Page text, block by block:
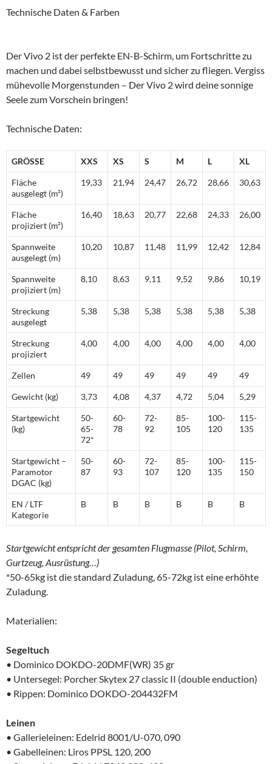
Technische Daten & Farben
Der Vivo 2 ist der perfekte EN-B-Schirm, um Fortschritte zu
machen und dabei selbstbewusst und sicher zu fliegen. Vergiss
mühevolle Morgenstunden – Der Vivo 2 wird deine sonnige
Seele zum Vorschein bringen!
Technische Daten:
GRÖSSE XXS XS S M L XL
Fläche
ausgelegt (m²)
19,33 21,94 24,47 26,72 28,66 30,63
Fläche
projiziert (m²)
16,40 18,63 20,77 22,68 24,33 26,00
Spannweite
ausgelegt (m)
10,20 10,87 11,48 11,99 12,42 12,84
Spannweite
projiziert (m)
8,10 8,63 9,11 9,52 9,86 10,19
Streckung
ausgelegt
5,38 5,38 5,38 5,38 5,38 5,38
Streckung
projiziert
4,00 4,00 4,00 4,00 4,00 4,00
Zellen 49 49 49 49 49 49
Gewicht (kg) 3,73 4,08 4,37 4,72 5,04 5,29
Startgewicht
(kg)
50-
65-
72*
60-
78
72-
92
85-
105
100-
120
115-
135
Startgewicht –
Paramotor
DGAC (kg)
50-
87
60-
93
72-
107
85-
120
100-
135
115-
150
EN / LTF
Kategorie
B B B B B B
Startgewicht entspricht der gesamten Flugmasse (Pilot, Schirm,
Gurtzeug, Ausrüstung…)
*50-65kg ist die standard Zuladung, 65-72kg ist eine erhöhte
Zuladung.
Materialien:
Segeltuch
• Dominico DOKDO-20DMF(WR) 35 gr
• Untersegel: Porcher Skytex 27 classic II (double enduction)
• Rippen: Dominico DOKDO-204432FM
Leinen
• Gallerieleinen: Edelrid 8001/U-070, 090
• Gabelleinen: Liros PPSL 120, 200